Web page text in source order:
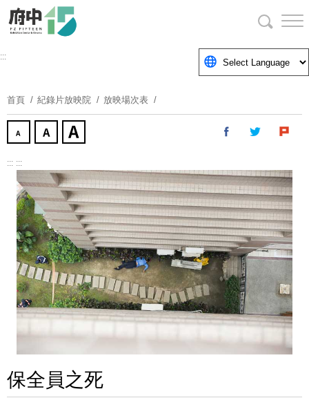
要
塊
:::
首頁 紀錄片放映院 放映場次表
::: :::
保全員之死